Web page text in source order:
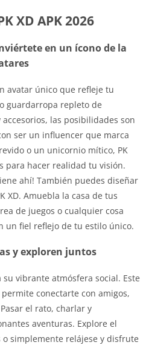
XD APK 2026
en un ícono de la
avatar único que refleje tu
guardarropa repleto de
las posibilidades son
ser un influencer que marca
o un unicornio mítico, PK
para hacer realidad tu visión.
ahí! También puedes diseñar
XD. Amuebla la casa de tus
de juegos o cualquier cosa
un fiel reflejo de tu estilo único.
y exploren juntos
su vibrante atmósfera social. Este
conectarte con amigos,
el rato, charlar y
aventuras. Explore el
simplemente relájese y disfrute